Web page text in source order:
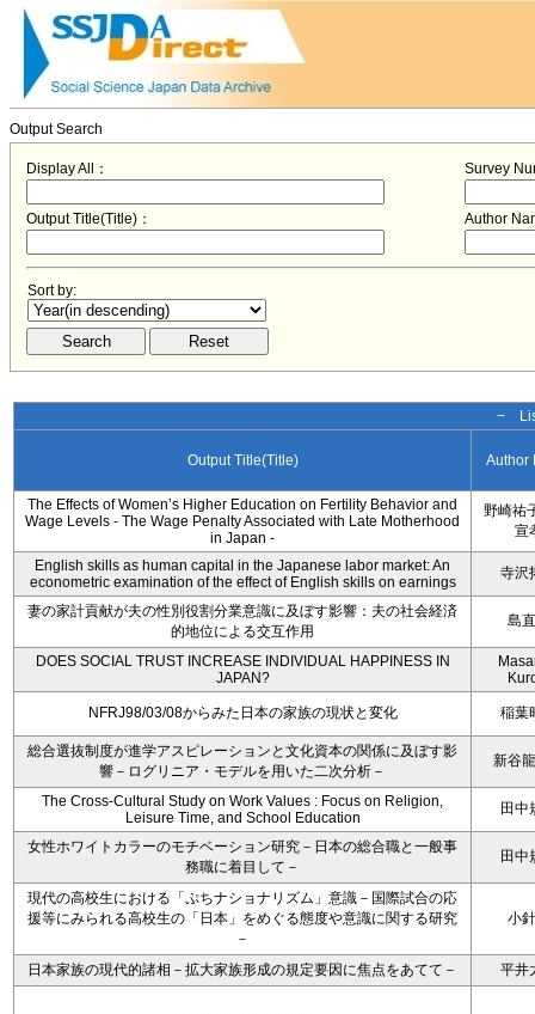
Output Search
Display All： Survey
Output Title(Title)： Author
Sort by:
−
Output Title(Title) Author
The Effects of Women’s Higher Education on Fertility Behavior and
Wage Levels - The Wage Penalty Associated with Late Motherhood
in Japan -
野崎祐
宣
English skills as human capital in the Japanese labor market: An
econometric examination of the effect of English skills on earnings
寺沢
妻の家計貢献が夫の性別役割分業意識に及ぼす影響：夫の社会経済
的地位による交互作用
島
DOES SOCIAL TRUST INCREASE INDIVIDUAL HAPPINESS IN
JAPAN?
NFRJ98/03/08からみた日本の家族の現状と変化 稲葉
総合選抜制度が進学アスピレーションと文化資本の関係に及ぼす影
響－ログリニア・モデルを用いた二次分析－
新谷
The Cross-Cultural Study on Work Values : Focus on Religion,
Leisure Time, and School Education
田中
女性ホワイトカラーのモチベーション研究－日本の総合職と一般事
務職に着目して－
田中
現代の高校生における「ぷちナショナリズム」意識－国際試合の応
援等にみられる高校生の「日本」をめぐる態度や意識に関する研究
－
小
日本家族の現代的諸相－拡大家族形成の規定要因に焦点をあてて－ 平井